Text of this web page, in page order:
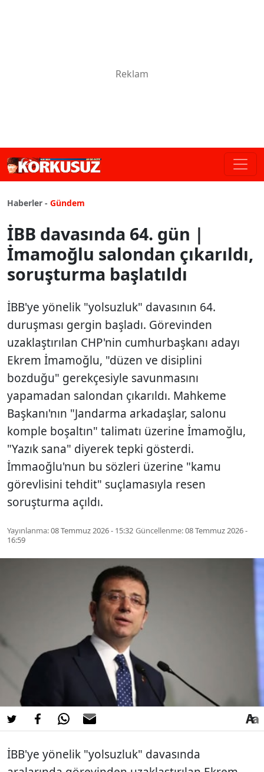
Haberler - Gündem
İBB davasında 64. gün |
İmamoğlu salondan çıkarıldı,
soruşturma başlatıldı
İBB'ye yönelik "yolsuzluk" davasının 64.
duruşması gergin başladı. Görevinden
uzaklaştırılan CHP'nin cumhurbaşkanı adayı
Ekrem İmamoğlu, "düzen ve disiplini
bozduğu" gerekçesiyle savunmasını
yapamadan salondan çıkarıldı. Mahkeme
Başkanı'nın "Jandarma arkadaşlar, salonu
komple boşaltın" talimatı üzerine İmamoğlu,
"Yazık sana" diyerek tepki gösterdi.
İmmaoğlu'nun bu sözleri üzerine "kamu
görevlisini tehdit" suçlamasıyla resen
soruşturma açıldı.
Yayınlanma:08 Temmuz 2026 - 15:32 Güncellenme:08 Temmuz 2026 -
16:59
İBB'ye yönelik "yolsuzluk" davasında